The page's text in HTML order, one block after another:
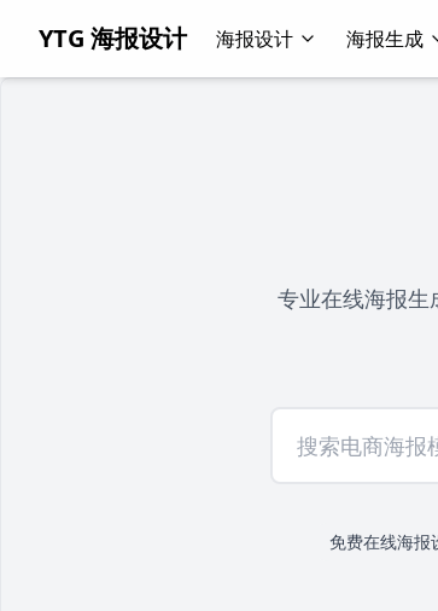
YTG 海报设计 海报设计 海报生成
专业在线海报生
免费在线海报